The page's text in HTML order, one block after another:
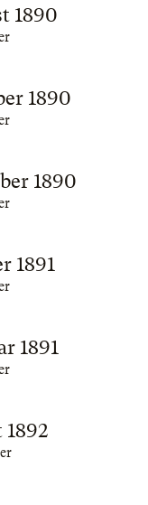
1890
1890
1890
1891
1891